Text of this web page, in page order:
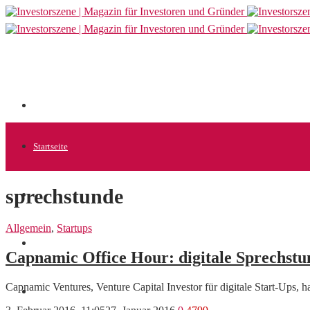
Startseite
Allgemein
News
sprechstunde
Allgemein, Startups
Capnamic Office Hour: digitale
Capnamic Ventures, Venture Capital Investor für digitale Start-